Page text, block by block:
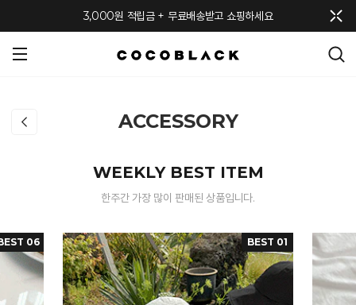
3,000원 적립금 + 무료배송받고 쇼핑하세요
ACCESSORY
WEEKLY BEST ITEM
한주간 가장 많이 판매된 상품입니다.
06 BEST 01